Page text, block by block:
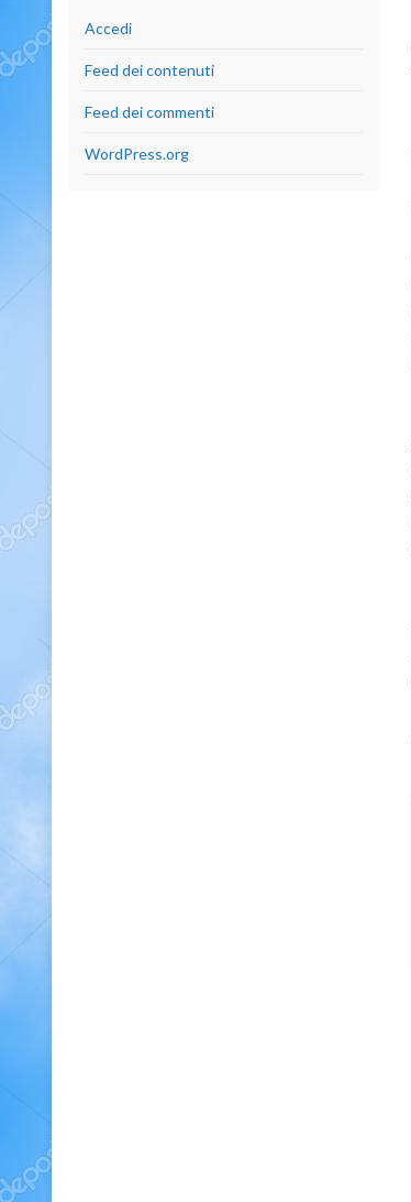
Accedi
Feed dei contenuti
Feed dei commenti
WordPress.org